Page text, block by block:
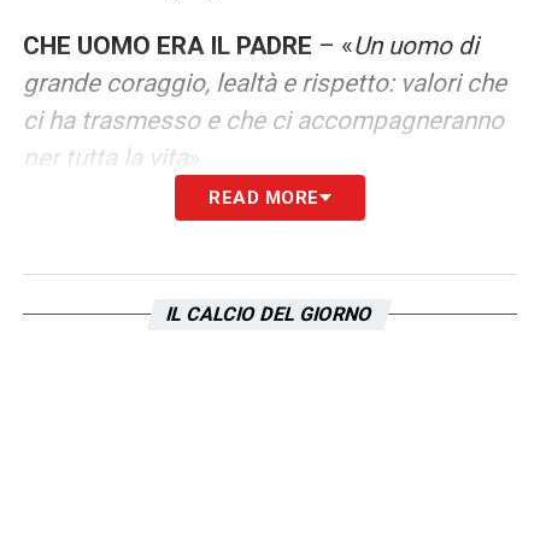
CHE UOMO ERA IL PADRE – «Un uomo di
grande coraggio, lealtà e rispetto: valori che
ci ha trasmesso e che ci accompagneranno
per tutta la vita».
READ MORE
IL CALCIO DEL GIORNO